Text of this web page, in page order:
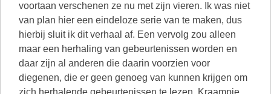
voortaan verschenen ze nu met zijn vieren. Ik was niet
van plan hier een eindeloze serie van te maken, dus
hierbij sluit ik dit verhaal af. Een vervolg zou alleen
maar een herhaling van gebeurtenissen worden en
daar zijn al anderen die daarin voorzien voor
diegenen, die er geen genoeg van kunnen krijgen om
zich herhalende gebeurtenissen te lezen. Kraampie